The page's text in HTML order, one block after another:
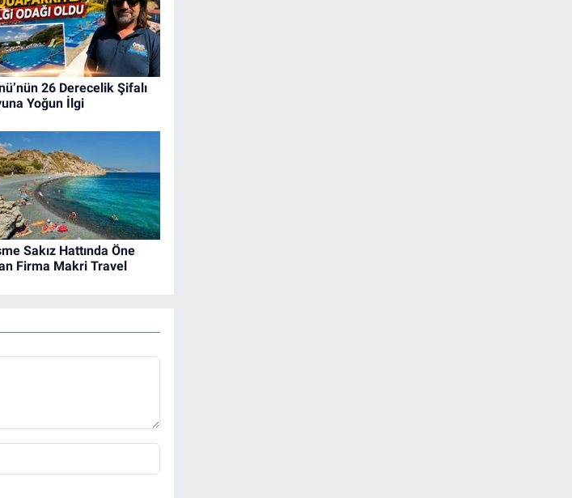
26 Derecelik Şifalı
Yoğun İlgi
Sakız Hattında Öne
Firma Makri Travel